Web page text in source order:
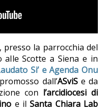
la parrocchia del
Scotte a Siena e in
Si’ e Agenda Onu
dall’ASviS e da
con l’arcidiocesi di
e ilSanta Chiara Lab